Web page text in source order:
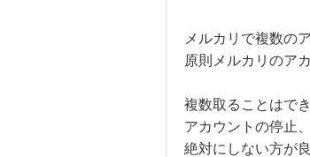
メルカリで複数の
原則メルカリのア
複数取ることはで
アカウントの停止
絶対にしない方が